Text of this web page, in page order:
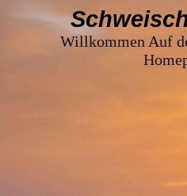
Willkommen Auf